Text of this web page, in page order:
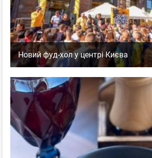
Новий фуд-хол у центрі Києва